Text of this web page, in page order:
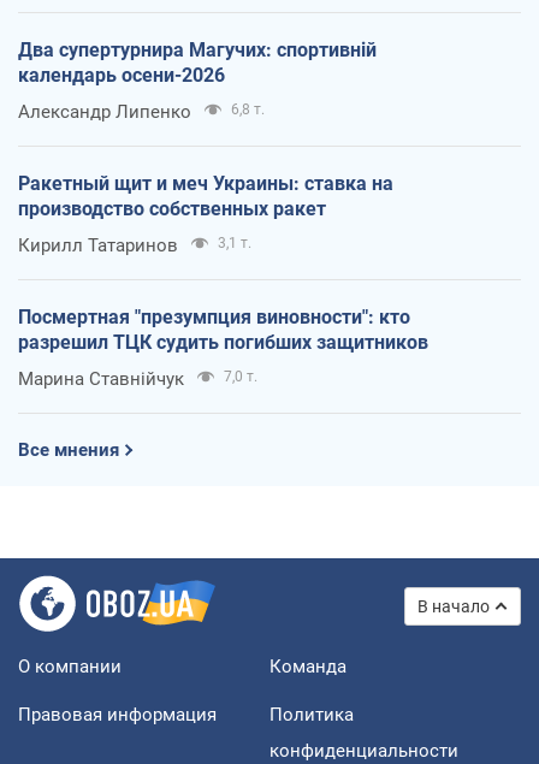
Два супертурнира Магучих: спортивній
календарь осени-2026
Александр Липенко 6,8 т.
Ракетный щит и меч Украины: ставка на
производство собственных ракет
Кирилл Татаринов 3,1 т.
Посмертная "презумпция виновности": кто
разрешил ТЦК судить погибших защитников
Марина Ставнійчук 7,0 т.
Все мнения
В начало
О компании Команда
Правовая информация
Политика
конфиденциальности